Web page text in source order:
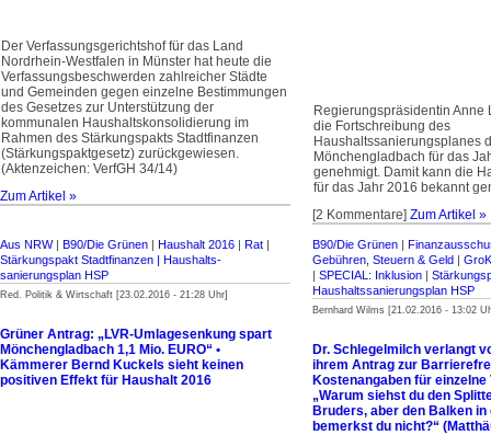
Der Verfassungsgerichtshof für das Land
Nordrhein-Westfalen in Münster hat heute die
Verfassungsbeschwerden zahlreicher Städte
und Gemeinden gegen einzelne Bestimmungen
des Gesetzes zur Unterstützung der
kommunalen Haushaltskonsolidierung im
Rahmen des Stärkungspakts Stadtfinanzen
(Stärkungspaktgesetz) zurückgewiesen.
(Aktenzeichen: VerfGH 34/14)
Zum Artikel »
Regierungspräsidentin Anne
die Fortschreibung des
Haushaltssanierungsplanes
Mönchengladbach für das
genehmigt. Damit kann die
für das Jahr 2016 bekannt
[2 Kommentare] Zum Artikel »
Aus NRW| B90/Die Grünen | Haushalt 2016 | Rat |
Stärkungspakt Stadt­finanzen | Haus­halts­
sanierungsplan HSP
Red. Politik & Wirtschaft [23.02.2016 - 21:28 Uhr]
Grüner Antrag: „LVR-Umlagesenkung spart
Mönchengladbach 1,1 Mio. EURO“ •
Kämmerer Bernd Kuckels sieht keinen
positiven Effekt für Haushalt 2016
B90/Die Grünen |
Gebühren, Steuern & Geld |
| SPECIAL: Inklusion |
Haus­halts­sanierungsplan HSP
Bernhard Wilms [21.02.2016 - 13:02
Dr. Schlegelmilch verlangt
ihrem Antrag zur
Kostenangaben für einzelne
„Warum siehst du den
Bruders, aber den Balken in
bemerkst du nicht?“